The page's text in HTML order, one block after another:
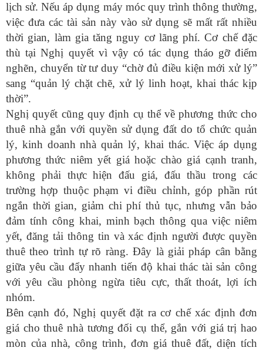
lịch sử. Nếu áp dụng máy móc quy trình thông thường,
việc đưa các tài sản này vào sử dụng sẽ mất rất nhiều
thời gian, làm gia tăng nguy cơ lãng phí. Cơ chế đặc
thù tại Nghị quyết vì vậy có tác dụng tháo gỡ điểm
nghẽn, chuyển từ tư duy “chờ đủ điều kiện mới xử lý”
sang “quản lý chặt chẽ, xử lý linh hoạt, khai thác kịp
thời”.
Nghị quyết cũng quy định cụ thể về phương thức cho
thuê nhà gắn với quyền sử dụng đất do tổ chức quản
lý, kinh doanh nhà quản lý, khai thác. Việc áp dụng
phương thức niêm yết giá hoặc chào giá cạnh tranh,
không phải thực hiện đấu giá, đấu thầu trong các
trường hợp thuộc phạm vi điều chỉnh, góp phần rút
ngắn thời gian, giảm chi phí thủ tục, nhưng vẫn bảo
đảm tính công khai, minh bạch thông qua việc niêm
yết, đăng tải thông tin và xác định người được quyền
thuê theo trình tự rõ ràng. Đây là giải pháp cân bằng
giữa yêu cầu đẩy nhanh tiến độ khai thác tài sản công
với yêu cầu phòng ngừa tiêu cực, thất thoát, lợi ích
nhóm.
Bên cạnh đó, Nghị quyết đặt ra cơ chế xác định đơn
giá cho thuê nhà tương đối cụ thể, gắn với giá trị hao
mòn của nhà, công trình, đơn giá thuê đất, diện tích